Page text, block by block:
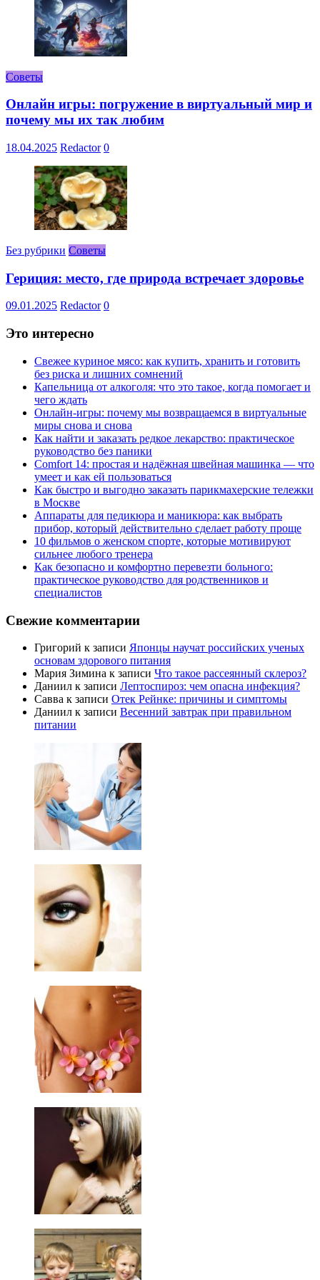
Советы
Онлайн игры: погружение в виртуальный мир и
почему мы их так любим
18.04.2025 Redactor 0
Без рубрики Советы
Гериция: место, где природа встречает здоровье
09.01.2025 Redactor 0
Это интересно
Свежее куриное мясо: как купить, хранить и готовить
без риска и лишних сомнений
Капельница от алкоголя: что это такое, когда помогает и
чего ждать
Онлайн-игры: почему мы возвращаемся в виртуальные
миры снова и снова
Как найти и заказать редкое лекарство: практическое
руководство без паники
Comfort 14: простая и надёжная швейная машинка — что
умеет и как ей пользоваться
Как быстро и выгодно заказать парикмахерские тележки
в Москве
Аппараты для педикюра и маникюра: как выбрать
прибор, который действительно сделает работу проще
10 фильмов о женском спорте, которые мотивируют
сильнее любого тренера
Как безопасно и комфортно перевезти больного:
практическое руководство для родственников и
специалистов
Свежие комментарии
Григорий к записи Японцы научат российских ученых
основам здорового питания
Мария Зимина к записи Что такое рассеянный склероз?
Даниил к записи Лептоспироз: чем опасна инфекция?
Савва к записи Отек Рейнке: причины и симптомы
Даниил к записи Весенний завтрак при правильном
питании